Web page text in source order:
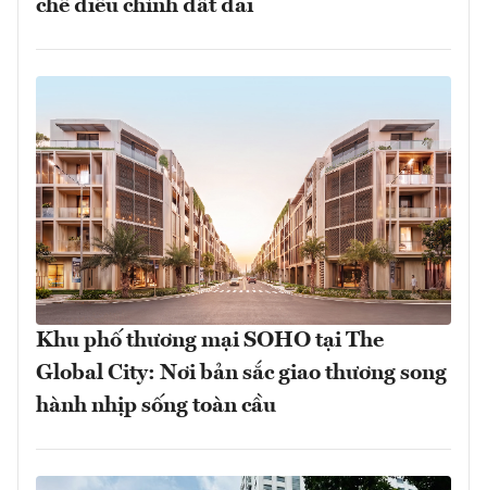
chế điều chỉnh đất đai
Khu phố thương mại SOHO tại The
Global City: Nơi bản sắc giao thương song
hành nhịp sống toàn cầu